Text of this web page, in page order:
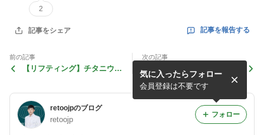
2
記事をシェア 記事を報告する
前の記事
【リフティング】チタニウム
次の記事
【チューンボディ/チューン
ライナー】効果そして、チュ
ーンフェイスとの関係につい
て解説します！
retoojpのブログ
retoojp
気に入ったらフォロー
会員登録は不要です
フォロー